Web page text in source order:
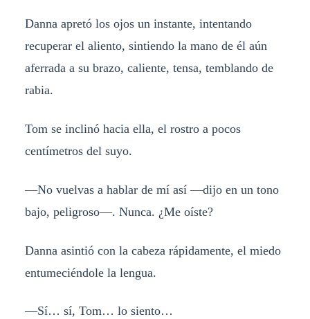
Danna apretó los ojos un instante, intentando
recuperar el aliento, sintiendo la mano de él aún
aferrada a su brazo, caliente, tensa, temblando de
rabia.
Tom se inclinó hacia ella, el rostro a pocos
centímetros del suyo.
—No vuelvas a hablar de mí así —dijo en un tono
bajo, peligroso—. Nunca. ¿Me oíste?
Danna asintió con la cabeza rápidamente, el miedo
entumeciéndole la lengua.
—Sí… sí, Tom… lo siento…